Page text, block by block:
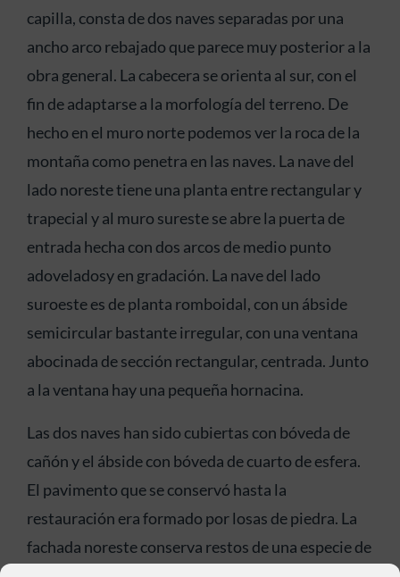
capilla, consta de dos naves separadas por una
ancho arco rebajado que parece muy posterior a la
obra general. La cabecera se orienta al sur, con el
fin de adaptarse a la morfología del terreno. De
hecho en el muro norte podemos ver la roca de la
montaña como penetra en las naves. La nave del
lado noreste tiene una planta entre rectangular y
trapecial y al muro sureste se abre la puerta de
entrada hecha con dos arcos de medio punto
adoveladosy en gradación. La nave del lado
suroeste es de planta romboidal, con un ábside
semicircular bastante irregular, con una ventana
abocinada de sección rectangular, centrada. Junto
a la ventana hay una pequeña hornacina.
Las dos naves han sido cubiertas con bóveda de
cañón y el ábside con bóveda de cuarto de esfera.
El pavimento que se conservó hasta la
restauración era formado por losas de piedra. La
fachada noreste conserva restos de una especie de